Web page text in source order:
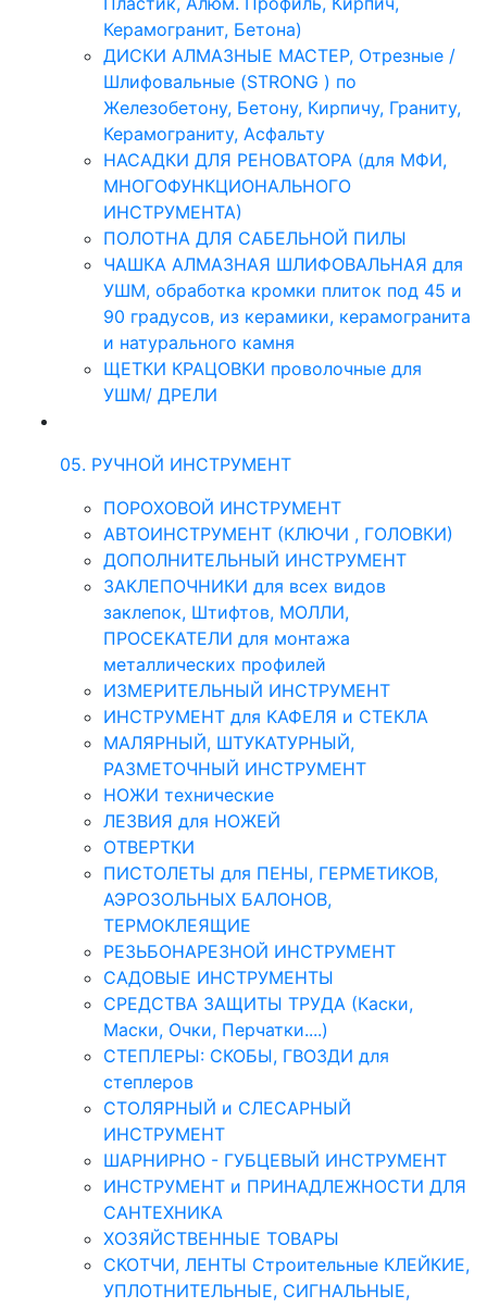
Керамогранит, Бетона)
ДИСКИ АЛМАЗНЫЕ МАСТЕР, Отрезные /
Шлифовальные (STRONG ) по
Железобетону, Бетону, Кирпичу, Граниту,
Керамограниту, Асфальту
НАСАДКИ ДЛЯ РЕНОВАТОРА (для МФИ,
МНОГОФУНКЦИОНАЛЬНОГО
ИНСТРУМЕНТА)
ПОЛОТНА ДЛЯ САБЕЛЬНОЙ ПИЛЫ
ЧАШКА АЛМАЗНАЯ ШЛИФОВАЛЬНАЯ для
УШМ, обработка кромки плиток под 45 и
90 градусов, из керамики, керамогранита
и натурального камня
ЩЕТКИ КРАЦОВКИ проволочные для
УШМ/ ДРЕЛИ
05. РУЧНОЙ ИНСТРУМЕНТ
ПОРОХОВОЙ ИНСТРУМЕНТ
АВТОИНСТРУМЕНТ (КЛЮЧИ , ГОЛОВКИ)
ДОПОЛНИТЕЛЬНЫЙ ИНСТРУМЕНТ
ЗАКЛЕПОЧНИКИ для всех видов
заклепок, Штифтов, МОЛЛИ,
ПРОСЕКАТЕЛИ для монтажа
металлических профилей
ИЗМЕРИТЕЛЬНЫЙ ИНСТРУМЕНТ
ИНСТРУМЕНТ для КАФЕЛЯ и СТЕКЛА
МАЛЯРНЫЙ, ШТУКАТУРНЫЙ,
РАЗМЕТОЧНЫЙ ИНСТРУМЕНТ
НОЖИ технические
ЛЕЗВИЯ для НОЖЕЙ
ОТВЕРТКИ
ПИСТОЛЕТЫ для ПЕНЫ, ГЕРМЕТИКОВ,
АЭРОЗОЛЬНЫХ БАЛОНОВ,
ТЕРМОКЛЕЯЩИЕ
РЕЗЬБОНАРЕЗНОЙ ИНСТРУМЕНТ
САДОВЫЕ ИНСТРУМЕНТЫ
СРЕДСТВА ЗАЩИТЫ ТРУДА (Каски,
Маски, Очки, Перчатки....)
СТЕПЛЕРЫ: СКОБЫ, ГВОЗДИ для
степлеров
СТОЛЯРНЫЙ и СЛЕСАРНЫЙ
ИНСТРУМЕНТ
ШАРНИРНО - ГУБЦЕВЫЙ ИНСТРУМЕНТ
ИНСТРУМЕНТ и ПРИНАДЛЕЖНОСТИ ДЛЯ
САНТЕХНИКА
ХОЗЯЙСТВЕННЫЕ ТОВАРЫ
СКОТЧИ, ЛЕНТЫ Строительные КЛЕЙКИЕ,
УПЛОТНИТЕЛЬНЫЕ, СИГНАЛЬНЫЕ,